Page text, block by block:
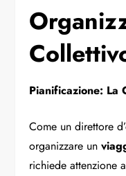
Pianificazione: La
Come un direttore
organizzare un
richiede attenzione